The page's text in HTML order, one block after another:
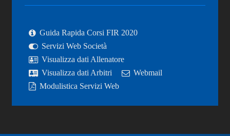
Guida Rapida Corsi FIR 2020
Servizi Web Società
Visualizza dati Allenatore
Visualizza dati Arbitri
Webmail
Modulistica Servizi Web